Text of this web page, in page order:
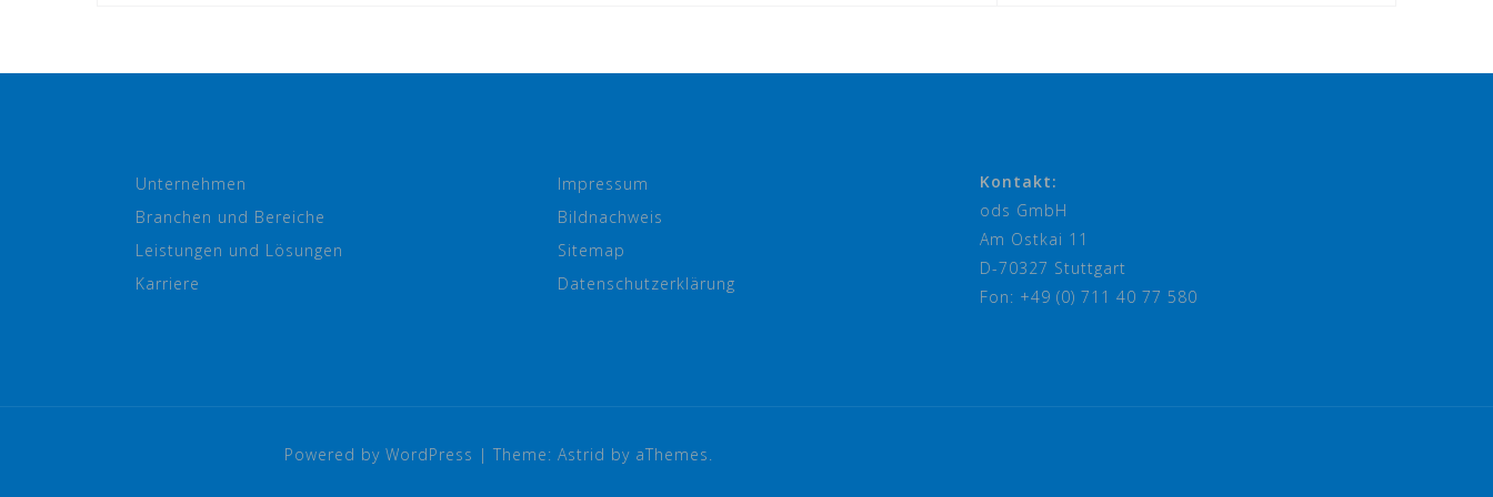
Unternehmen
Branchen und Bereiche
Leistungen und Lösungen
Karriere
Impressum
Bildnachweis
Sitemap
Datenschutzerklärung
Kontakt:
ods GmbH
Am Ostkai 11
D-70327 Stuttgart
Fon: +49 (0) 711 40 77 580
Powered by WordPress | Theme: Astrid by aThemes.